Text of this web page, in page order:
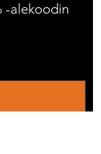
-alekoodin